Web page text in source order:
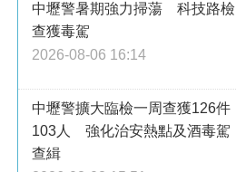
中壢警暑期強力掃蕩 科技路檢
查獲毒駕
2026-08-06 16:14
中壢警擴大臨檢一周查獲126件
103人 強化治安熱點及酒毒駕
查緝